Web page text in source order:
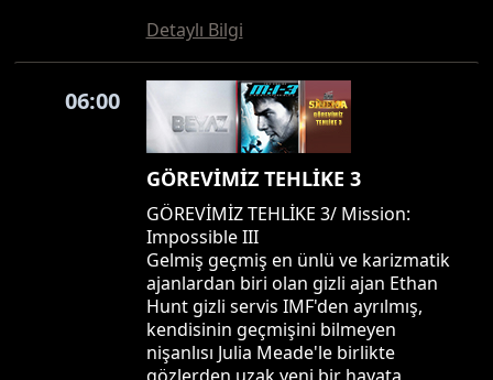
Detaylı Bilgi
06:00
GÖREVİMİZ TEHLİKE 3
GÖREVİMİZ TEHLİKE 3/ Mission:
Impossible III
Gelmiş geçmiş en ünlü ve karizmatik
ajanlardan biri olan gizli ajan Ethan
Hunt gizli servis IMF'den ayrılmış,
kendisinin geçmişini bilmeyen
nişanlısı Julia Meade'le birlikte